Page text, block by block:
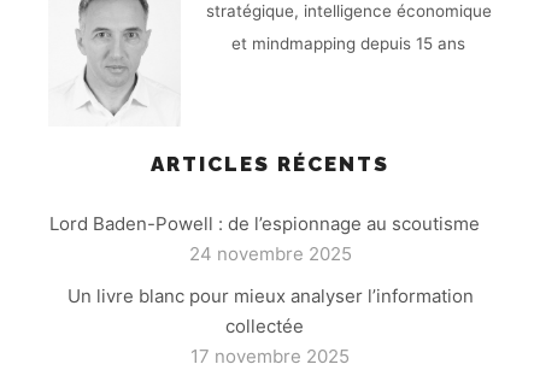
stratégique, intelligence économique
et mindmapping depuis 15 ans
ARTICLES RÉCENTS
Lord Baden-Powell : de l’espionnage au scoutisme
24 novembre 2025
Un livre blanc pour mieux analyser l’information
collectée
17 novembre 2025